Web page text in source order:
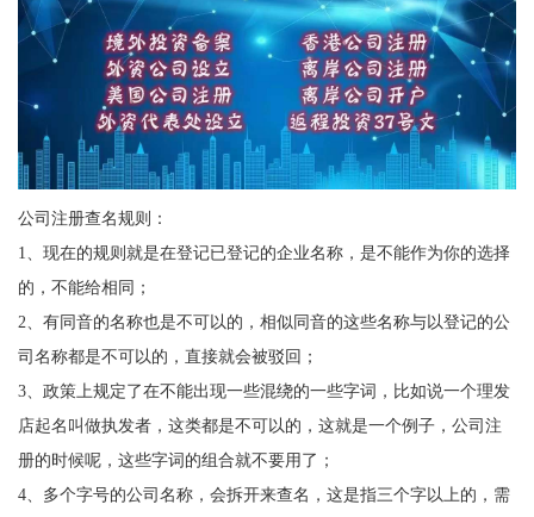
公司注册查名规则：
1、现在的规则就是在登记已登记的企业名称，是不能作为你的选择
的，不能给相同；
2、有同音的名称也是不可以的，相似同音的这些名称与以登记的公
司名称都是不可以的，直接就会被驳回；
3、政策上规定了在不能出现一些混绕的一些字词，比如说一个理发
店起名叫做执发者，这类都是不可以的，这就是一个例子，公司注
册的时候呢，这些字词的组合就不要用了；
4、多个字号的公司名称，会拆开来查名，这是指三个字以上的，需